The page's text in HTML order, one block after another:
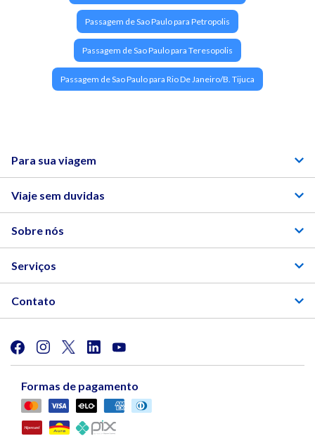
Passagem de Sao Paulo para Petropolis
Passagem de Sao Paulo para Teresopolis
Passagem de Sao Paulo para Rio De Janeiro/B. Tijuca
Para sua viagem
Viaje sem duvidas
Sobre nós
Serviços
Contato
Formas de pagamento